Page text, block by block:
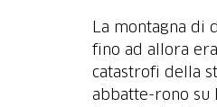
La montagna di
fino ad allora
catastrofi della
abbatte-rono su